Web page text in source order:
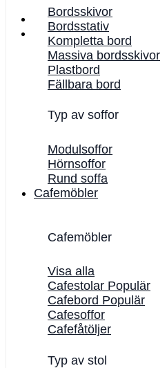
Bordsskivor
Bordsstativ
Kompletta bord
Massiva bordsskivor
Plastbord
Fällbara bord
Typ av soffor
Modulsoffor
Hörnsoffor
Rund soffa
Cafemöbler
Cafemöbler
Visa alla
Cafestolar
Cafebord
Cafesoffor
Cafefåtöljer
Typ av stol